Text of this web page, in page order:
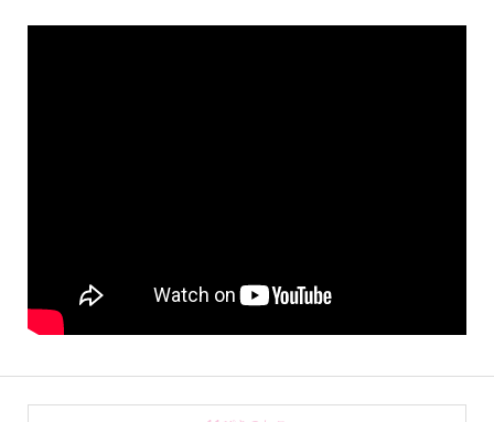
online store company info contact us share me!